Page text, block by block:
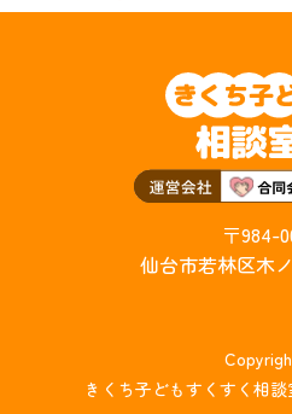
〒984-
仙台市若林区木
きくち子どもすくすく相